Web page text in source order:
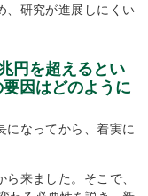
、研究が進展しにくい
円を超えるとい
因はどのように
になってから、着実に
来ました。そこで、